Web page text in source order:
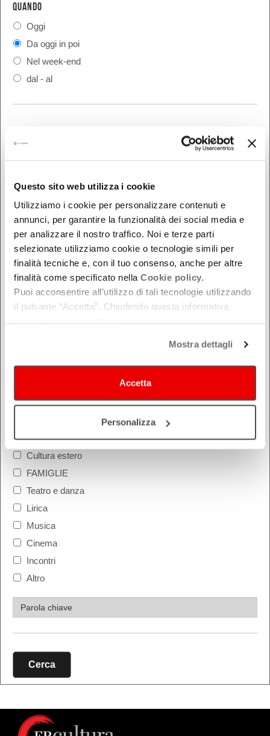
Questo sito web utilizza i cookie
Utilizziamo i cookie per personalizzare contenuti e
annunci, per garantire la funzionalità dei social media e
per analizzare il nostro traffico. Noi e terze parti
selezionate utilizziamo cookie o tecnologie simili per
finalità tecniche e, con il tuo consenso, anche per altre
finalità come specificato nella Cookie policy.
Puoi acconsentire all’utilizzo di tali tecnologie utilizzando
il pulsante “Accetta”. Chiudendo questa informativa,
Mostra dettagli
Accetta
Personalizza
QUANDO
Oggi
Da oggi in poi
Nel week-end
dal - al
Forlì-Cesena
Modena
Parma
Ravenna
Reggio Emilia
Rimini
COSA
Montagna Mia
Cultura estero
FAMIGLIE
Teatro e danza
Lirica
Musica
Cinema
Incontri
Altro
Cerca